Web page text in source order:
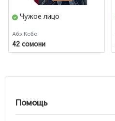
Чужое лицо
Абэ Кобо
42 сомони
Помощь